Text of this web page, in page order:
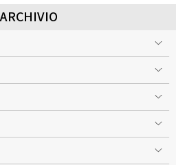
ARCHIVIO